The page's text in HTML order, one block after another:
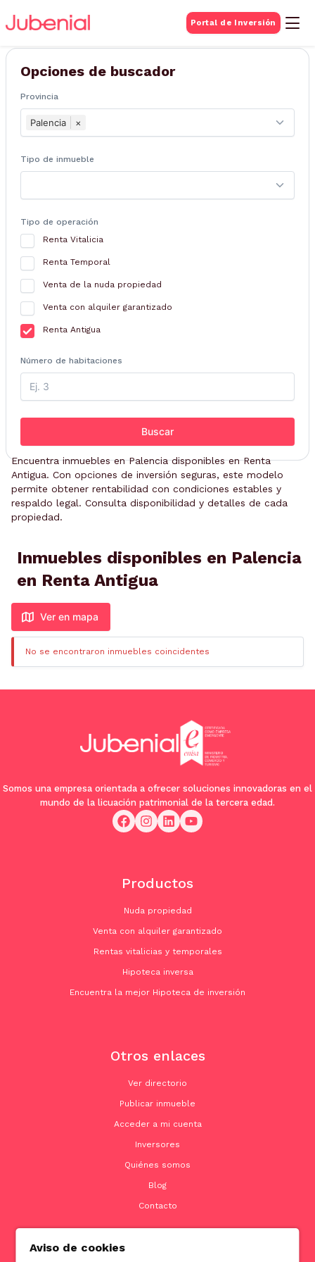
Portal de Inversión
BUSQUEDA DE
Inmuebles
Opciones de buscador
Provincia
Palencia ×
Tipo de inmueble
Tipo de operación
Renta Vitalicia
Renta Temporal
Venta de la nuda propiedad
Venta con alquiler garantizado
Renta Antigua
Número de habitaciones
Buscar
Encuentra inmuebles en Palencia disponibles en Renta
Antigua. Con opciones de inversión seguras, este modelo
permite obtener rentabilidad con condiciones estables y
respaldo legal. Consulta disponibilidad y detalles de cada
propiedad.
Inmuebles disponibles en Palencia
en Renta Antigua
Ver en mapa
No se encontraron inmuebles coincidentes
Somos una empresa orientada a ofrecer soluciones innovadoras en el
mundo de la licuación patrimonial de la tercera edad.
Productos
Nuda propiedad
Venta con alquiler garantizado
Rentas vitalicias y temporales
Hipoteca inversa
Encuentra la mejor Hipoteca de inversión
Otros enlaces
Ver directorio
Publicar inmueble
Acceder a mi cuenta
Inversores
Quiénes somos
Blog
Contacto
Aviso de cookies